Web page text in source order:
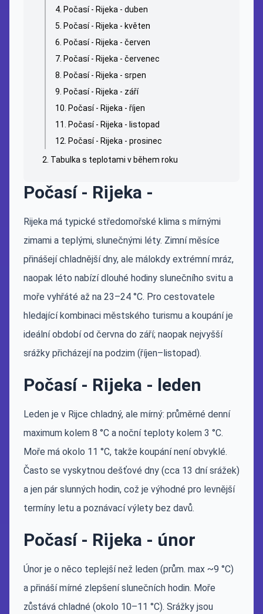
Počasí - Rijeka - duben
Počasí - Rijeka - květen
Počasí - Rijeka - červen
Počasí - Rijeka - červenec
Počasí - Rijeka - srpen
Počasí - Rijeka - září
Počasí - Rijeka - říjen
Počasí - Rijeka - listopad
Počasí - Rijeka - prosinec
Tabulka s teplotami v během roku
Počasí - Rijeka -
Rijeka má typické středomořské klima s mírnými
zimami a teplými, slunečnými léty. Zimní měsíce
přinášejí chladnější dny, ale málokdy extrémní mráz,
naopak léto nabízí dlouhé hodiny slunečního svitu a
moře vyhřáté až na 23–24 °C. Pro cestovatele
hledající kombinaci městského turismu a koupání je
ideální období od června do září; naopak nejvyšší
srážky přicházejí na podzim (říjen–listopad).
Počasí - Rijeka - leden
Leden je v Rijce chladný, ale mírný: průměrné denní
maximum kolem 8 °C a noční teploty kolem 3 °C.
Moře má okolo 11 °C, takže koupání není obvyklé.
Často se vyskytnou dešťové dny (cca 13 dní srážek)
a jen pár slunných hodin, což je výhodné pro levnější
termíny letu a poznávací výlety bez davů.
Počasí - Rijeka - únor
Únor je o něco teplejší než leden (prům. max ~9 °C)
a přináší mírné zlepšení slunečních hodin. Moře
zůstává chladné (okolo 10–11 °C). Srážky jsou